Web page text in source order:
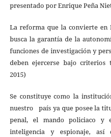
presentado por Enrique Peña
La reforma que la convierte en
busca la garantía de la
funciones de investigación y
deben ejercerse bajo criterios
2015)
Se constituye como la
nuestro país ya que posee la
penal, el mando policiaco y
inteligencia y espionaje, así